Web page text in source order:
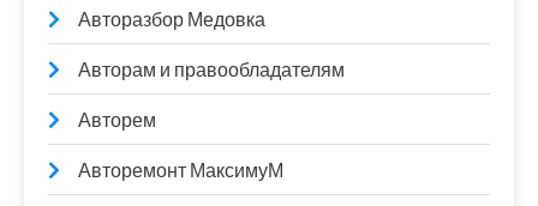
Авторазбор Медовка
Авторам и правообладателям
Авторем
Авторемонт МаксимуМ